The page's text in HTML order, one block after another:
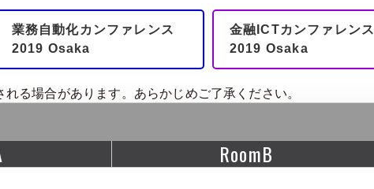
業務自動化カンファレンス
2019 Osaka
金融ICTカンファレンス
2019 Osaka
る場合があります。あらかじめご了承ください。
RoomB